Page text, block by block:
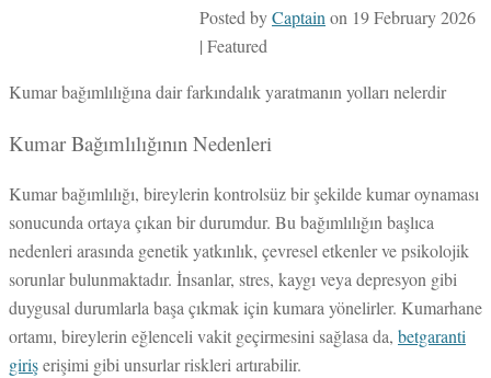
Posted byCaptain on 19 February 2026
| Featured
Kumar bağımlılığına dair farkındalık yaratmanın yolları nelerdir
Kumar Bağımlılığının Nedenleri
Kumar bağımlılığı, bireylerin kontrolsüz bir şekilde kumar oynaması
sonucunda ortaya çıkan bir durumdur. Bu bağımlılığın başlıca
nedenleri arasında genetik yatkınlık, çevresel etkenler ve psikolojik
sorunlar bulunmaktadır. İnsanlar, stres, kaygı veya depresyon gibi
duygusal durumlarla başa çıkmak için kumara yönelirler. Kumarhane
ortamı, bireylerin eğlenceli vakit geçirmesini sağlasa da, betgaranti
girişerişimi gibi unsurlar riskleri artırabilir.